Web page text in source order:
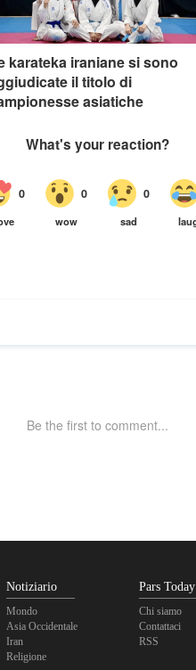
karateka iraniane si sono
il titolo di
asiatiche
Notiziario
Mondo
Asia Occidentale
Iran
Religione
Pars Today
Chi siamo
Contattaci
RSS